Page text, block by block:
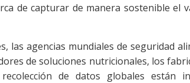
de capturar de manera sostenible el
las agencias mundiales de seguridad
de soluciones nutricionales, los
de datos globales están